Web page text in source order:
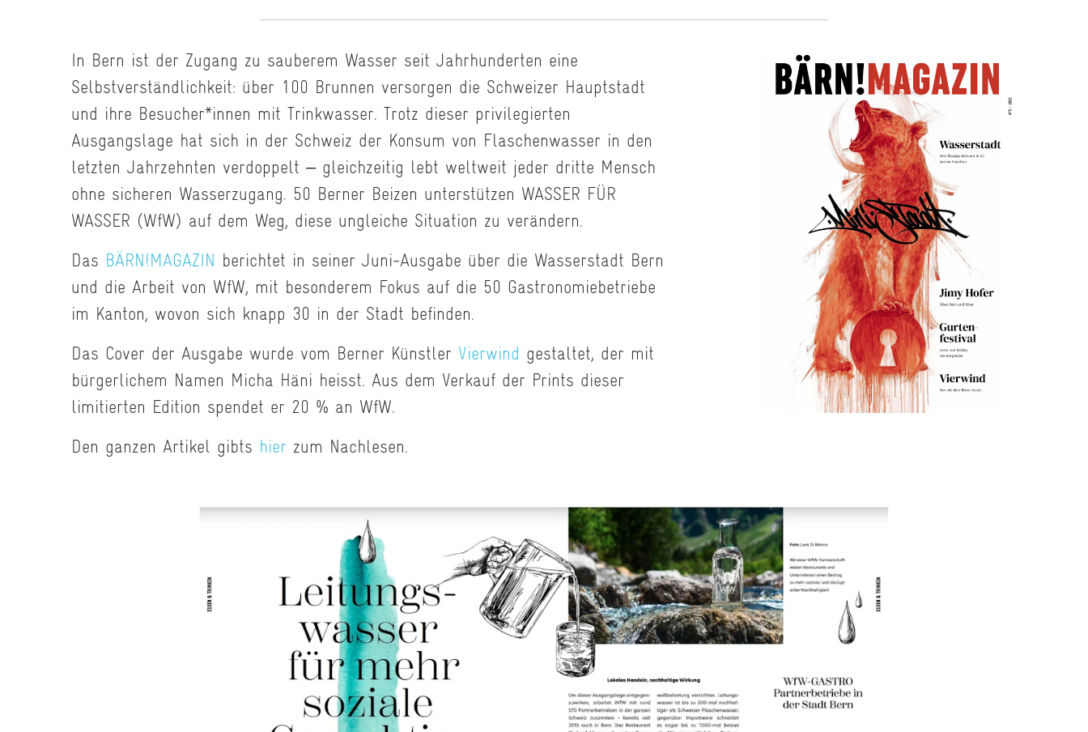
In Bern ist der Zugang zu sauberem Wasser seit Jahrhunderten eine
Selbstverständlichkeit: über 100 Brunnen versorgen die Schweizer Hauptstadt
und ihre Besucher*innen mit Trinkwasser. Trotz dieser privilegierten
Ausgangslage hat sich in der Schweiz der Konsum von Flaschenwasser in den
letzten Jahrzehnten verdoppelt – gleichzeitig lebt weltweit jeder dritte Mensch
ohne sicheren Wasserzugang. 50 Berner Beizen unterstützen WASSER FÜR
WASSER (WfW) auf dem Weg, diese ungleiche Situation zu verändern.
Das BÄRN!MAGAZIN berichtet in seiner Juni-Ausgabe über die Wasserstadt Bern
und die Arbeit von WfW, mit besonderem Fokus auf die 50 Gastronomiebetriebe
im Kanton, wovon sich knapp 30 in der Stadt befinden.
Das Cover der Ausgabe wurde vom Berner Künstler Vierwind gestaltet, der mit
bürgerlichem Namen Micha Häni heisst. Aus dem Verkauf der Prints dieser
limitierten Edition spendet er 20 % an WfW.
Den ganzen Artikel gibts hier zum Nachlesen.